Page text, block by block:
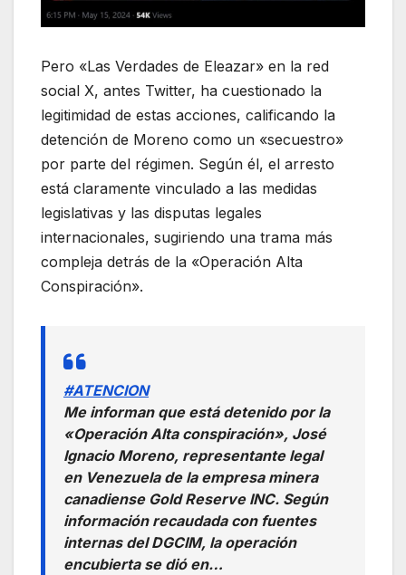
Pero «Las Verdades de Eleazar» en la red
social X, antes Twitter, ha cuestionado la
legitimidad de estas acciones, calificando la
detención de Moreno como un «secuestro»
por parte del régimen. Según él, el arresto
está claramente vinculado a las medidas
legislativas y las disputas legales
internacionales, sugiriendo una trama más
compleja detrás de la «Operación Alta
Conspiración».
#ATENCION
Me informan que está detenido por la
«Operación Alta conspiración», José
Ignacio Moreno, representante legal
en Venezuela de la empresa minera
canadiense Gold Reserve INC. Según
información recaudada con fuentes
internas del DGCIM, la operación
encubierta se dió en…